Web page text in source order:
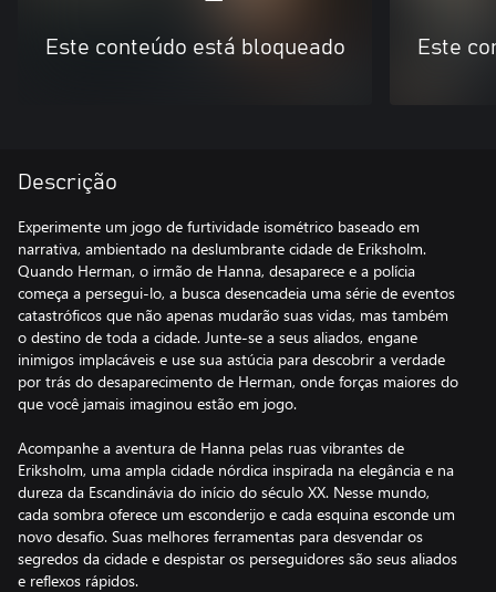
Este conteúdo está bloqueado Este
Descrição
Experimente um jogo de furtividade isométrico baseado em
narrativa, ambientado na deslumbrante cidade de Eriksholm.
Quando Herman, o irmão de Hanna, desaparece e a polícia
começa a persegui-lo, a busca desencadeia uma série de eventos
catastróficos que não apenas mudarão suas vidas, mas também
o destino de toda a cidade. Junte-se a seus aliados, engane
inimigos implacáveis e use sua astúcia para descobrir a verdade
por trás do desaparecimento de Herman, onde forças maiores do
que você jamais imaginou estão em jogo.
Acompanhe a aventura de Hanna pelas ruas vibrantes de
Eriksholm, uma ampla cidade nórdica inspirada na elegância e na
dureza da Escandinávia do início do século XX. Nesse mundo,
cada sombra oferece um esconderijo e cada esquina esconde um
novo desafio. Suas melhores ferramentas para desvendar os
segredos da cidade e despistar os perseguidores são seus aliados
e reflexos rápidos.